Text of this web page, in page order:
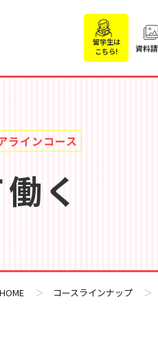
留学生は
こちら!
資料
ラインコース
く
HOME ＞ コースラインナップ ＞